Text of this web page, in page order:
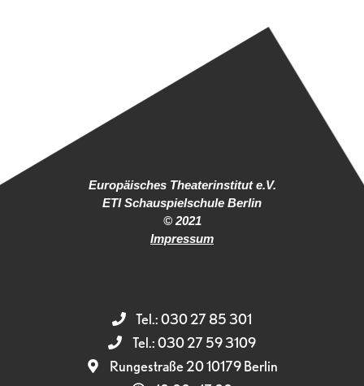
Europäisches Theaterinstitut e.V.
ETI Schauspielschule Berlin
© 2021
Impressum
Tel.: 030 27 85 301
Tel.: 030 27 59 3109
Rungestraße 20 10179 Berlin